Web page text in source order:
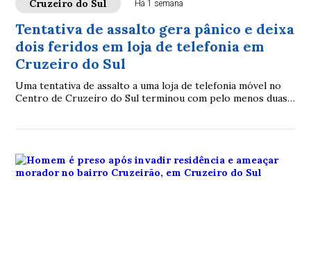
Cruzeiro do Sul Há 1 semana
Tentativa de assalto gera pânico e deixa
dois feridos em loja de telefonia em
Cruzeiro do Sul
Uma tentativa de assalto a uma loja de telefonia móvel no
Centro de Cruzeiro do Sul terminou com pelo menos duas